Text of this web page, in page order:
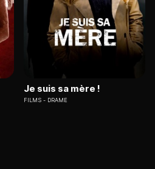
Je suis sa mère !
FILMS DRAME